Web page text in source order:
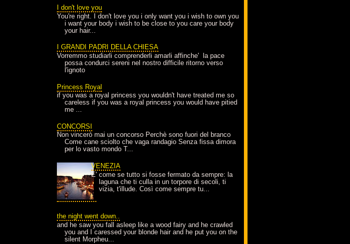
I don't love you
You're right. I don't love you i only want you i wish to own you
i want your body i wish to be close to you care your body
your hair...
I GRANDI PADRI DELLA CHIESA
Vorremmo studiarli comprenderli amarli affinche' la pace
possa condurci sereni nel nostro difficile ritorno verso
l'ignoto
Princess Royal
if you was a royal princess you wouldn't have treated me so
careless if you was a royal princess you would have pitied
me ...
CONCORSI
Non vincerò mai un concorso Perchè sono fuori del branco
Come cane sciolto che vaga randagio Senza fissa dimora
per lo vasto mondo T...
VENEZIA
E' come se tutto si fosse fermato da sempre: la
laguna che ti culla in un torpore di secoli, ti
vizia, t'illude. Così come sempre tu...
the night went down..
and he saw you fall asleep like a wood fairy and he crawled
you and I caressed your blonde hair and he put you on the
silent Morpheu...